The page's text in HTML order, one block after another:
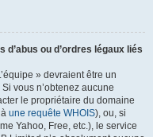
ou d’ordres légaux liés
» devraient être un
vous n’obtenez aucune
le propriétaire du domaine
une requête WHOIS), ou, si
Yahoo, Free, etc.), le service